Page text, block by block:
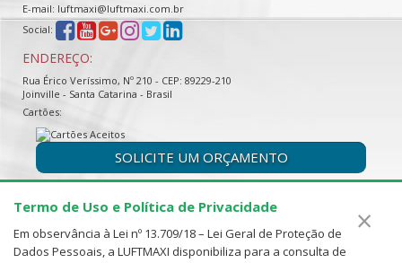
E-mail: luftmaxi@luftmaxi.com.br
Social:
ENDEREÇO:
Rua Érico Veríssimo, Nº 210 - CEP: 89229-210
Joinville - Santa Catarina - Brasil
Cartões:
SOLICITE UM ORÇAMENTO
Termo de Uso e Política de Privacidade
Em observância à Lei nº 13.709/18 – Lei Geral de Proteção de
Dados Pessoais, a LUFTMAXI disponibiliza para a consulta de
×